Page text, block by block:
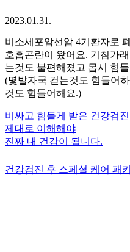
2023.01.31.
비소세포암선암 4기환자로
호흡곤란이 왔어요. 기침가
는것도 불편해졌고 몹시 힘
(몇발자국 걷는것도 힘들어
것도 힘들어해요.)
비싸고 힘들게 받은 건강검
제대로 이해해야
진짜 내 건강이 됩니다.
건강검진 후 스페셜 케어 패